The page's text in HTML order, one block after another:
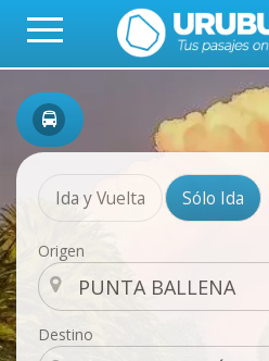
Ida y Vuelta Sólo Ida
Origen
Destino